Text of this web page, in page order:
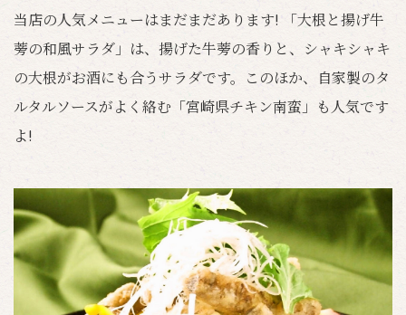
当店の人気メニューはまだまだあります! 「大根と揚げ牛
蒡の和風サラダ」は、揚げた牛蒡の香りと、シャキシャキ
の大根がお酒にも合うサラダです。このほか、自家製のタ
ルタルソースがよく絡む「宮崎県チキン南蛮」も人気です
よ!